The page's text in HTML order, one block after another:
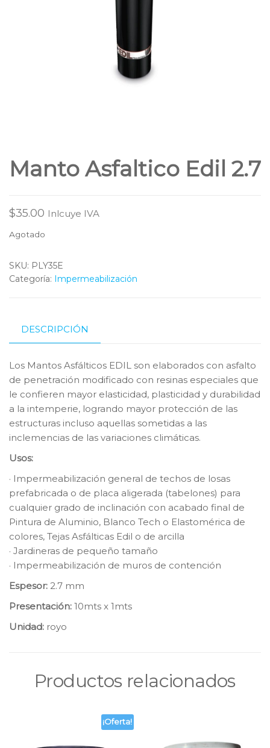
Manto Asfaltico Edil 2.7
$35.00 Inlcuye IVA
Agotado
SKU: PLY35E
Categoría: Impermeabilización
DESCRIPCIÓN
Los Mantos Asfálticos EDIL son elaborados con asfalto
de penetración modificado con resinas especiales que
le confieren mayor elasticidad, plasticidad y durabilidad
a la intemperie, logrando mayor protección de las
estructuras incluso aquellas sometidas a las
inclemencias de las variaciones climáticas.
Usos:
· Impermeabilización general de techos de losas
prefabricada o de placa aligerada (tabelones) para
cualquier grado de inclinación con acabado final de
Pintura de Aluminio, Blanco Tech o Elastomérica de
colores, Tejas Asfálticas Edil o de arcilla
· Jardineras de pequeño tamaño
· Impermeabilización de muros de contención
Espesor: 2.7 mm
Presentación: 10mts x 1mts
Unidad: royo
Productos relacionados
¡Oferta!